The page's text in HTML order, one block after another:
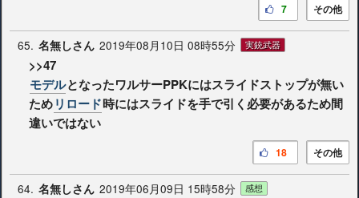
その他
7
65. 名無しさん 2019年08月10日 08時55分 実銃武器
>>47
モデルとなったワルサーPPKにはスライドストップが無い
ためリロード時にはスライドを手で引く必要があるため間
違いではない
その他
18
64. 名無しさん 2019年06月09日 15時58分 感想